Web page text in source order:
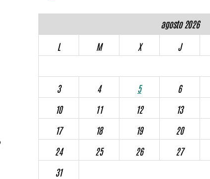
agosto 2026
L
M X J
3
4 5 6
10
11 12 13
17
18 19 20
24
25 26 27
31